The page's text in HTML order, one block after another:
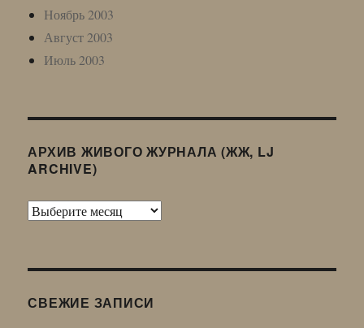
Ноябрь 2003
Август 2003
Июль 2003
АРХИВ ЖИВОГО ЖУРНАЛА (ЖЖ, LJ
ARCHIVE)
Архив
LJ
СВЕЖИЕ ЗАПИСИ